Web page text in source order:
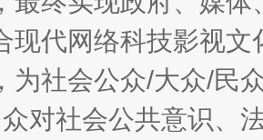
现代网络科技影视
为社会公众/大众/民
对社会公共意识、